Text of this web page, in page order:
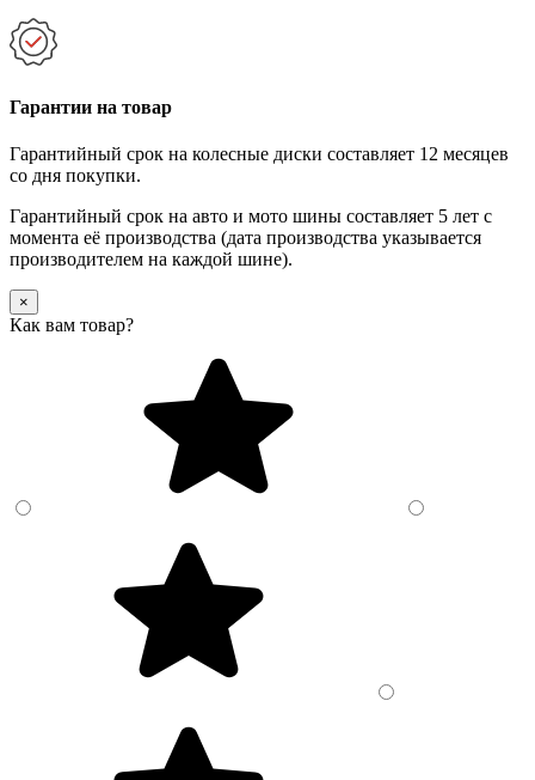
Гарантии на товар
Гарантийный срок на колесные диски составляет 12 месяцев
со дня покупки.
Гарантийный срок на авто и мото шины составляет 5 лет с
момента её производства (дата производства указывается
производителем на каждой шине).
×
Как вам товар?